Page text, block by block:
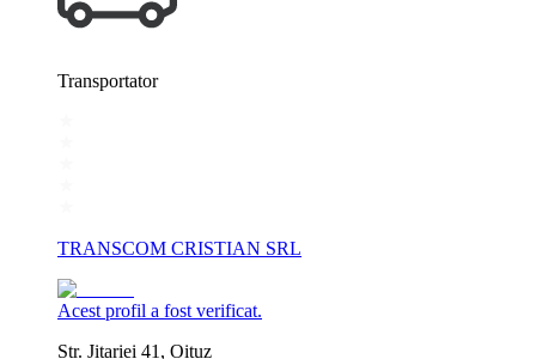
Transportator
TRANSCOM CRISTIAN SRL
Acest profil a fost verificat.
Str. Jitariei 41, Oituz